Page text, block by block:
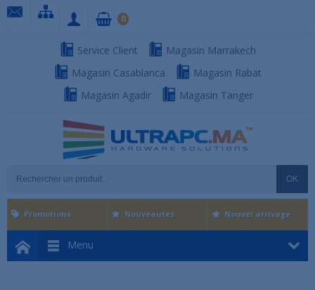
Service Client
Magasin Marrakech
Magasin Casablanca
Magasin Rabat
Magasin Agadir
Magasin Tanger
OK
0
Menu
Promotions Nouveautés Nouvel arrivage